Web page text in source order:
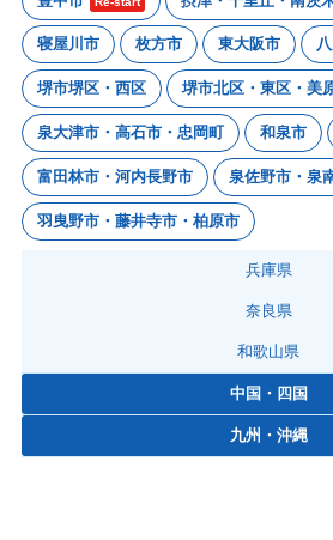
寝屋川市 枚方市 東大阪市
堺市堺区・西区 堺市北区・東区・美
泉大津市・高石市・忠岡町 和泉市
富田林市・河内長野市 泉佐野市・泉
羽曳野市・藤井寺市・柏原市
兵庫県
奈良県
和歌山県
中国・四国
九州・沖縄